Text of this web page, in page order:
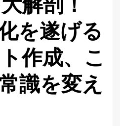
を遂げる
作成、こ
識を変え